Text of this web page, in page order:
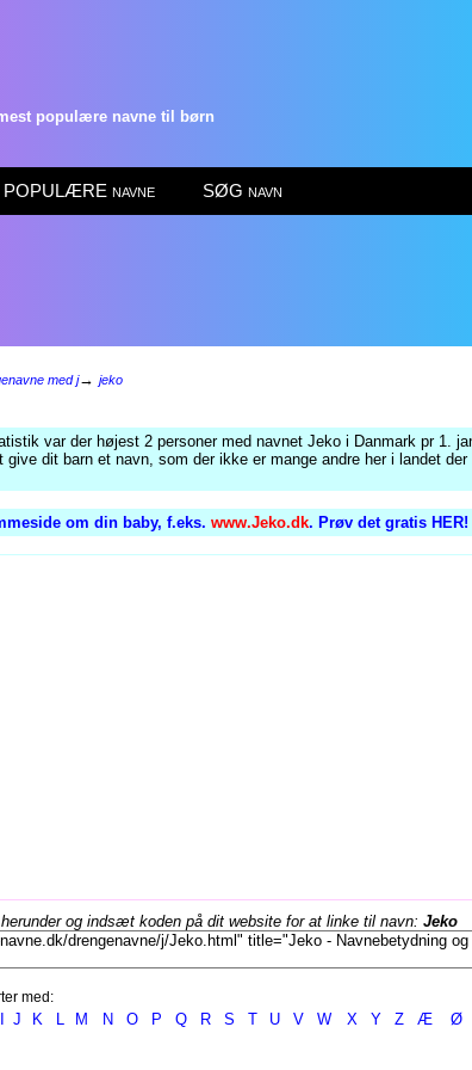
populære navne til børn
POPULÆRE navne SØG navn
med j→ jeko
var der højest 2 personer med navnet Jeko i Danmark pr 1.
dit barn et navn, som der ikke er mange andre her i landet der
om din baby, f.eks. www.Jeko.dk. Prøv det gratis HER!
og indsæt koden på dit website for at linke til navn: Jeko
med:
J K L M N O P Q R S T U V W X Y Z Æ Ø